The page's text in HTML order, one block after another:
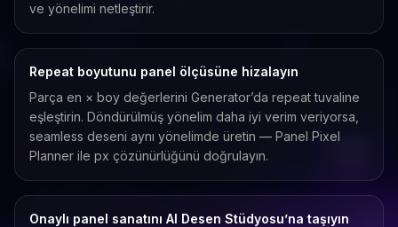
ve yönelimi netleştirir.
Repeat boyutunu panel ölçüsüne hizalayın
Parça en × boy değerlerini Generator’da repeat tuvaline
eşleştirin. Döndürülmüş yönelim daha iyi verim veriyorsa,
seamless deseni aynı yönelimde üretin — Panel Pixel
Planner ile px çözünürlüğünü doğrulayın.
Onaylı panel sanatını AI Desen Stüdyosu’na taşıyın